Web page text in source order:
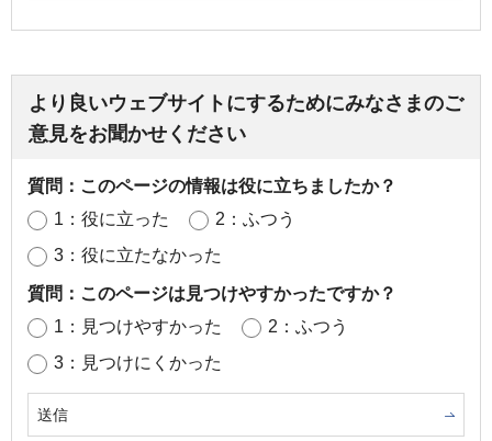
より良いウェブサイトにするためにみなさまのご
意見をお聞かせください
質問：このページの情報は役に立ちましたか？
1：役に立った
2：ふつう
3：役に立たなかった
質問：このページは見つけやすかったですか？
1：見つけやすかった
2：ふつう
3：見つけにくかった